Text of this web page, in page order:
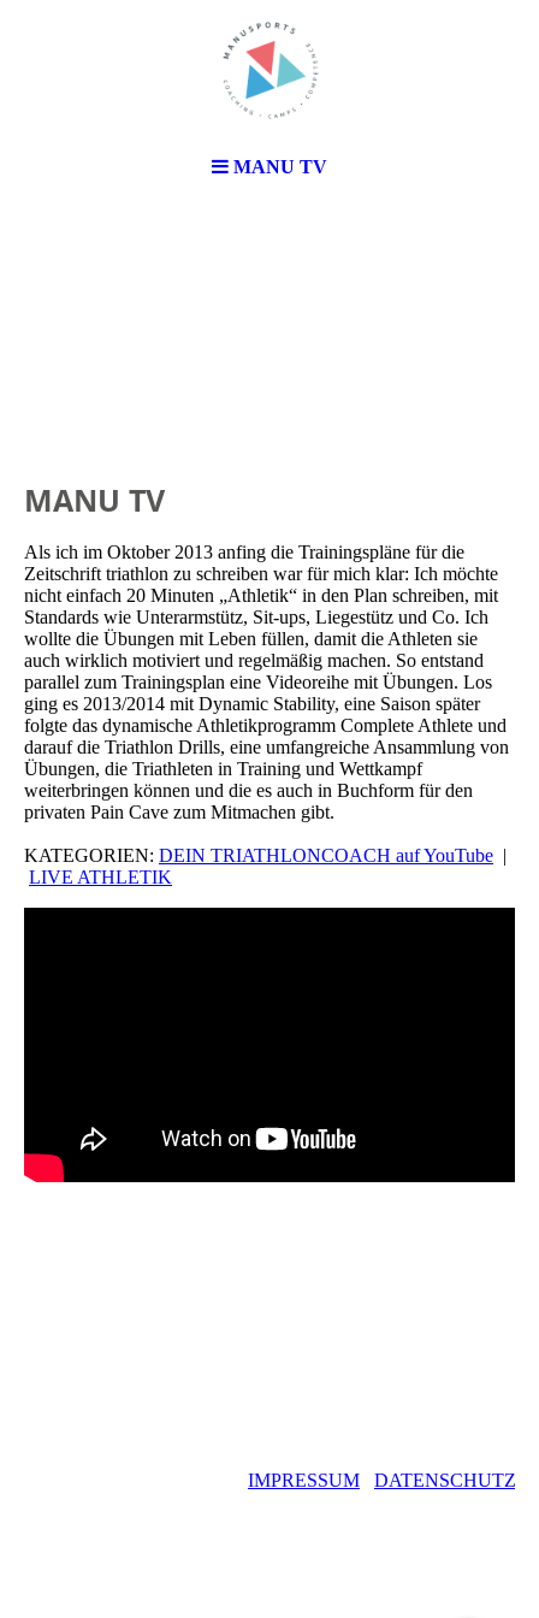
MANU TV
MANU TV
Als ich im Oktober 2013 anfing die Trainingspläne für die
Zeitschrift triathlon zu schreiben war für mich klar: Ich möchte
nicht einfach 20 Minuten „Athletik“ in den Plan schreiben, mit
Standards wie Unterarmstütz, Sit-ups, Liegestütz und Co. Ich
wollte die Übungen mit Leben füllen, damit die Athleten sie
auch wirklich motiviert und regelmäßig machen. So entstand
parallel zum Trainingsplan eine Videoreihe mit Übungen. Los
ging es 2013/2014 mit Dynamic Stability, eine Saison später
folgte das dynamische Athletikprogramm Complete Athlete und
darauf die Triathlon Drills, eine umfangreiche Ansammlung von
Übungen, die Triathleten in Training und Wettkampf
weiterbringen können und die es auch in Buchform für den
privaten Pain Cave zum Mitmachen gibt.
KATEGORIEN: DEIN TRIATHLONCOACH auf YouTube |
LIVE ATHLETIK
IMPRESSUM DATENSCHUTZ